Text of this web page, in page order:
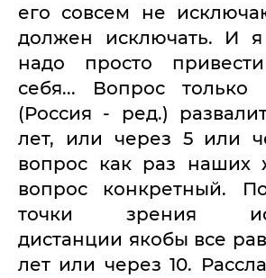
его совсем не
должен исключать. И
надо просто
себя... Вопрос
(Россия - ред.)
лет, или через 5 или
вопрос как раз наших
вопрос конкретный.
точки зрения
дистанции якобы все
лет или через 10.